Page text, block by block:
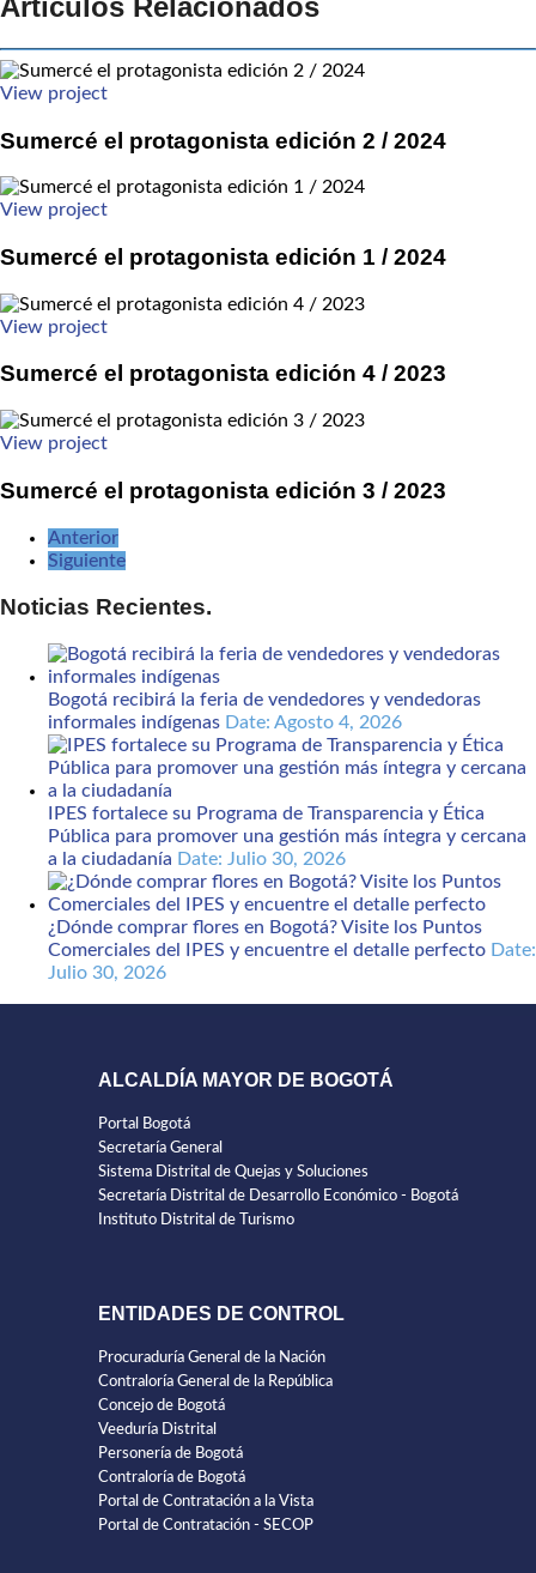
Artículos Relacionados
View project
Sumercé el protagonista edición 2 / 2024
View project
Sumercé el protagonista edición 1 / 2024
View project
Sumercé el protagonista edición 4 / 2023
View project
Sumercé el protagonista edición 3 / 2023
Anterior
Siguiente
Noticias Recientes.
Bogotá recibirá la feria de vendedores y vendedoras
informales indígenas Date: Agosto 4, 2026
IPES fortalece su Programa de Transparencia y Ética
Pública para promover una gestión más íntegra y cercana
a la ciudadanía Date: Julio 30, 2026
¿Dónde comprar flores en Bogotá? Visite los Puntos
Comerciales del IPES y encuentre el detalle perfecto Date:
Julio 30, 2026
ALCALDÍA MAYOR DE BOGOTÁ
Portal Bogotá
Secretaría General
Sistema Distrital de Quejas y Soluciones
Secretaría Distrital de Desarrollo Económico - Bogotá
Instituto Distrital de Turismo
ENTIDADES DE CONTROL
Procuraduría General de la Nación
Contraloría General de la República
Concejo de Bogotá
Veeduría Distrital
Personería de Bogotá
Contraloría de Bogotá
Portal de Contratación a la Vista
Portal de Contratación - SECOP